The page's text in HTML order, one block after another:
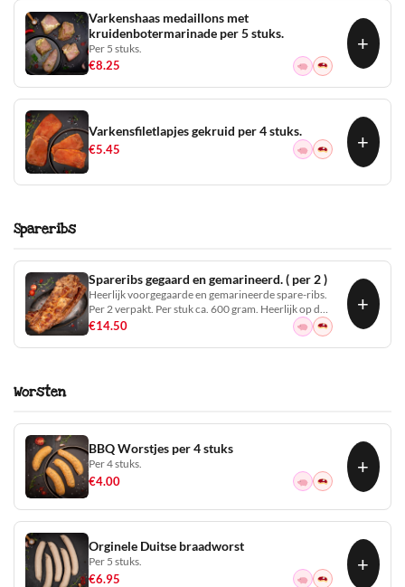
Varkenshaas medaillons met
kruidenbotermarinade per 5 stuks.
Per 5 stuks.
€8.25
+
Varkensfiletlapjes gekruid per 4 stuks.
€5.45 +
Spareribs
Spareribs gegaard en gemarineerd. ( per 2 )
Heerlijk voorgegaarde en gemarineerde spare-ribs.
Per 2 verpakt. Per stuk ca. 600 gram. Heerlijk op de
BBQ, maar natuurlijk ook verrukkelijke uit de oven..
€14.50
+
Worsten
BBQ Worstjes per 4 stuks
Per 4 stuks.
€4.00
+
Orginele Duitse braadworst
Per 5 stuks.
€6.95
+